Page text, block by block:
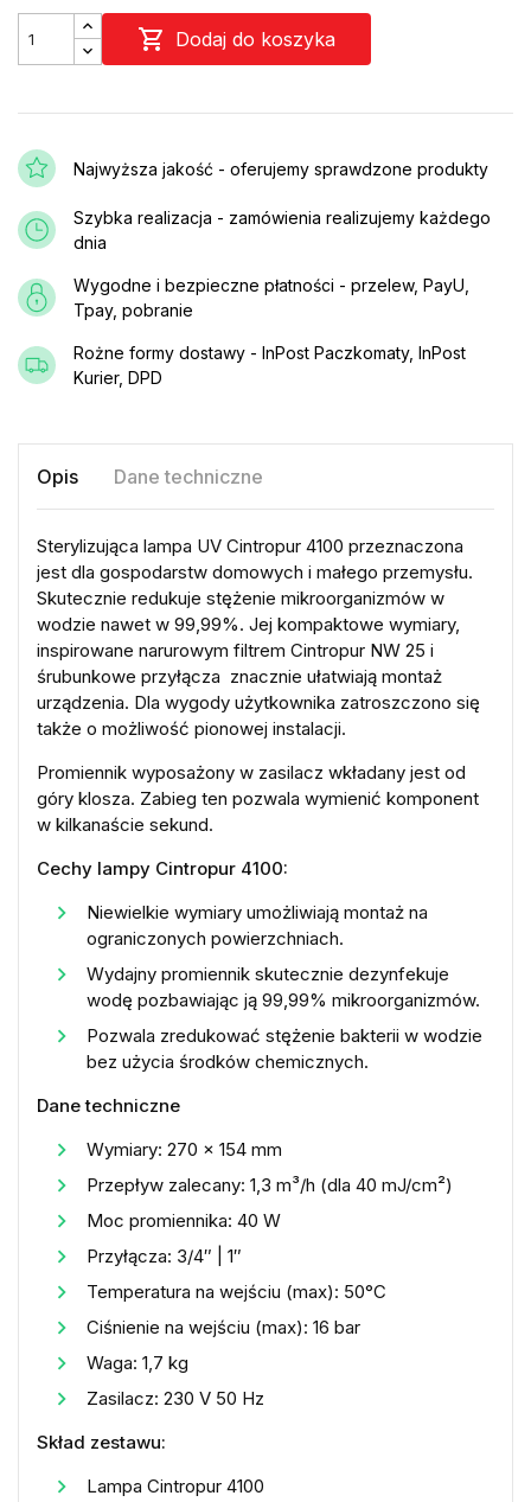
 Dodaj do koszyka
Najwyższa jakość - oferujemy sprawdzone produkty
Szybka realizacja - zamówienia realizujemy każdego
dnia
Wygodne i bezpieczne płatności - przelew, PayU,
Tpay, pobranie
Rożne formy dostawy - InPost Paczkomaty, InPost
Kurier, DPD
Opis Dane techniczne
Sterylizująca lampa UV Cintropur 4100 przeznaczona
jest dla gospodarstw domowych i małego przemysłu.
Skutecznie redukuje stężenie mikroorganizmów w
wodzie nawet w 99,99%. Jej kompaktowe wymiary,
inspirowane narurowym filtrem Cintropur NW 25 i
śrubunkowe przyłącza znacznie ułatwiają montaż
urządzenia. Dla wygody użytkownika zatroszczono się
także o możliwość pionowej instalacji.
Promiennik wyposażony w zasilacz wkładany jest od
góry klosza. Zabieg ten pozwala wymienić komponent
w kilkanaście sekund.
Cechy lampy Cintropur 4100:
Niewielkie wymiary umożliwiają montaż na
ograniczonych powierzchniach.
Wydajny promiennik skutecznie dezynfekuje
wodę pozbawiając ją 99,99% mikroorganizmów.
Pozwala zredukować stężenie bakterii w wodzie
bez użycia środków chemicznych.
Dane techniczne
Wymiary: 270 x 154 mm
Przepływ zalecany: 1,3 m³/h (dla 40 mJ/cm²)
Moc promiennika: 40 W
Przyłącza: 3/4″ | 1″
Temperatura na wejściu (max): 50°C
Ciśnienie na wejściu (max): 16 bar
Waga: 1,7 kg
Zasilacz: 230 V 50 Hz
Skład zestawu:
Lampa Cintropur 4100